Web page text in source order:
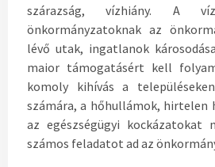
szárazság, vízhiány. A
önkormányzatoknak az
lévő utak, ingatlanok
maior támogatásért kell
komoly kihívás a
számára, a hőhullámok, hirtelen
az egészségügyi kockázatokat
számos feladatot ad az